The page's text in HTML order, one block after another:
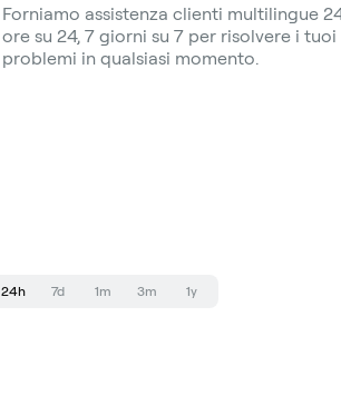
Forniamo assistenza clienti multilingue
ore su 24, 7 giorni su 7 per risolvere i tuoi
problemi in qualsiasi momento.
24h 7d 1m 3m 1y